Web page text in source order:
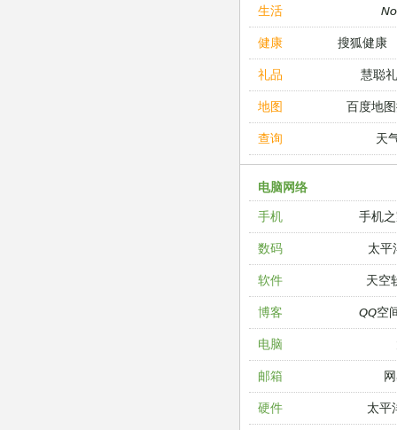
生活
健康 搜狐健康
礼品 慧聪
地图 百度地
查询 天
电脑网络
手机
手机
数码 太平
软件 天空
博客 QQ空
电脑
邮箱
硬件 太平